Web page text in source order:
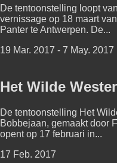
De tentoonstelling loopt
vernissage op 18 maart
Panter te Antwerpen. De...
19 Mar. 2017 - 7 May. 2017
Het Wilde
De tentoonstelling Het
Bobbejaan, gemaakt door
opent op 17 februari in...
17 Feb. 2017